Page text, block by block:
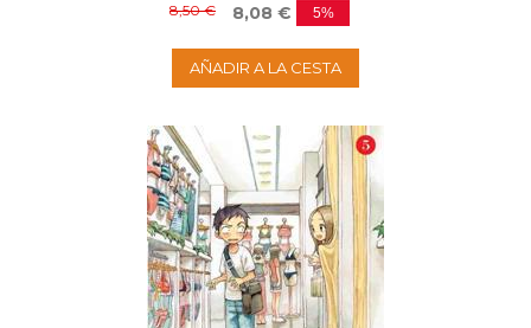
8,50 € 8,08 € 5%
AÑADIR A LA CESTA